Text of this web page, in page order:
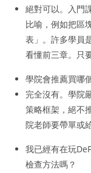
絕對可以。入門
比喻，例如把區
表」。許多學員
看懂前三章。只
學院會推薦買哪
完全沒有。學院
策略框架，絕不
院老師要帶單或
我已經有在玩
檢查方法嗎？